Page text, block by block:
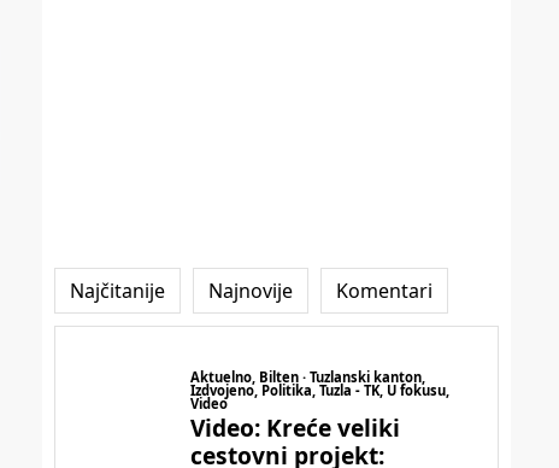
Najčitanije Najnovije Komentari